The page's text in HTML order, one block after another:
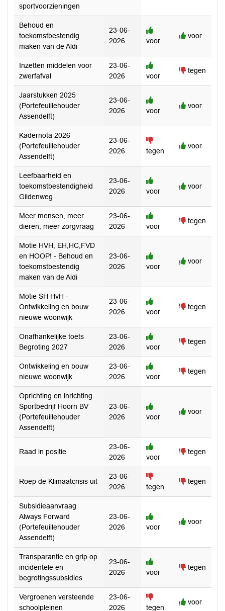
sportvoorzieningen
Behoud en
toekomstbestendig
maken van de Aldi
23-06-
2026
voor
voor
Inzetten middelen voor
zwerfafval
23-06-
2026
voor
tegen
Jaarstukken 2025
(Portefeuillehouder
Assendelft)
23-06-
2026
voor
voor
Kadernota 2026
(Portefeuillehouder
Assendelft)
23-06-
2026
tegen
voor
Leefbaarheid en
toekomstbestendigheid
Gildenweg
23-06-
2026
voor
voor
Meer mensen, meer
dieren, meer zorgvraag
23-06-
2026
voor
tegen
Motie HVH, EH,HC,FVD
en HOOP! - Behoud en
toekomstbestendig
maken van de Aldi
23-06-
2026
voor
voor
Motie SH HvH -
Ontwikkeling en bouw
nieuwe woonwijk
23-06-
2026
voor
tegen
Onafhankelijke toets
Begroting 2027
23-06-
2026
voor
tegen
Ontwikkeling en bouw
nieuwe woonwijk
23-06-
2026
voor
tegen
Oprichting en inrichting
Sportbedrijf Hoorn BV
(Portefeuillehouder
Assendelft)
23-06-
2026
voor
voor
Raad in positie
23-06-
2026
voor
tegen
Roep de Klimaatcrisis uit
23-06-
2026
tegen
tegen
Subsidieaanvraag
Always Forward
(Portefeuillehouder
Assendelft)
23-06-
2026
voor
voor
Transparantie en grip op
incidentele en
begrotingssubsidies
23-06-
2026
voor
tegen
Vergroenen versteende
schoolpleinen
23-06-
2026
tegen
voor